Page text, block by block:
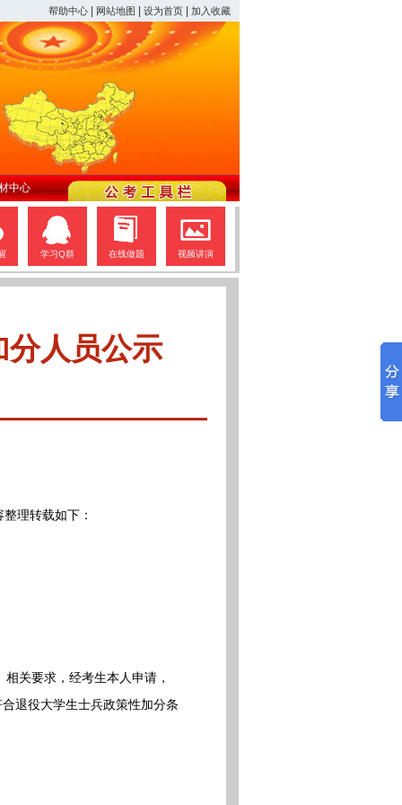
帮助中心 网站地图 设为首页 加入收藏
中心
学习Q群 在线做题 视频讲演
分人员公示
理转载如下：
关要求，经考生本人申请，
退役大学生士兵政策性加分条